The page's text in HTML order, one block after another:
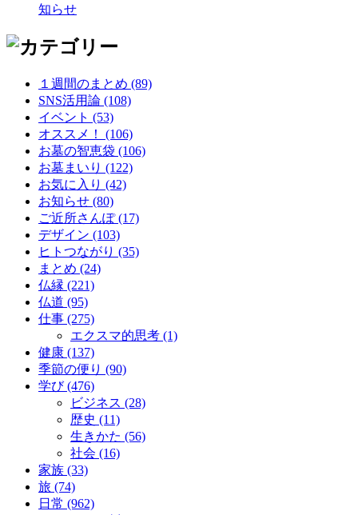
知らせ
１週間のまとめ (89)
SNS活用論 (108)
イベント (53)
オススメ！ (106)
お墓の智恵袋 (106)
お墓まいり (122)
お気に入り (42)
お知らせ (80)
ご近所さんぽ (17)
デザイン (103)
ヒトつながり (35)
まとめ (24)
仏縁 (221)
仏道 (95)
仕事 (275)
エクスマ的思考 (1)
健康 (137)
季節の便り (90)
学び (476)
ビジネス (28)
歴史 (11)
生きかた (56)
社会 (16)
家族 (33)
旅 (74)
日常 (962)